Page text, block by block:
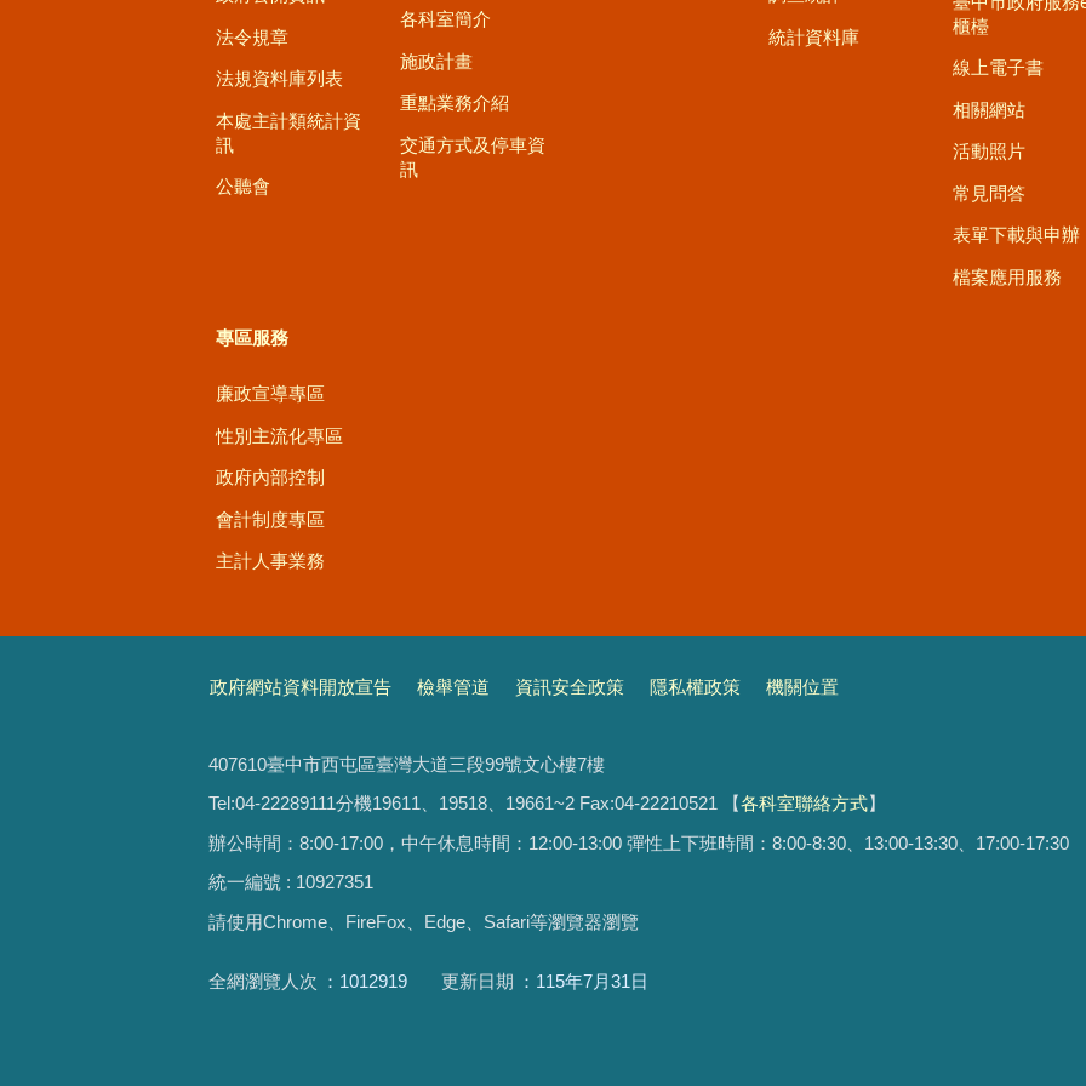
法令規章
法規資料庫列表
本處主計類統計資
訊
公聽會
各科室簡介
施政計畫
重點業務介紹
交通方式及停車資
訊
統計資料庫
櫃檯
線上電子書
相關網站
活動照片
常見問答
表單下載與申辦
檔案應用服務
專區服務
廉政宣導專區
性別主流化專區
政府內部控制
會計制度專區
主計人事業務
政府網站資料開放宣告 檢舉管道 資訊安全政策 隱私權政策 機關位置
407610臺中市西屯區臺灣大道三段99號文心樓7樓
Tel:04-22289111分機19611、19518、19661~2 Fax:04-22210521
【各科室聯絡方式】
辦公時間：8:00-17:00，中午休息時間：12:00-13:00 彈性上下班時間：8:00-8:30、13:00-13:30、17:00-17:30
統一編號 : 10927351
請使用Chrome、FireFox、Edge、Safari等瀏覽器瀏覽
全網瀏覽人次 1012919 更新日期 115年7月31日